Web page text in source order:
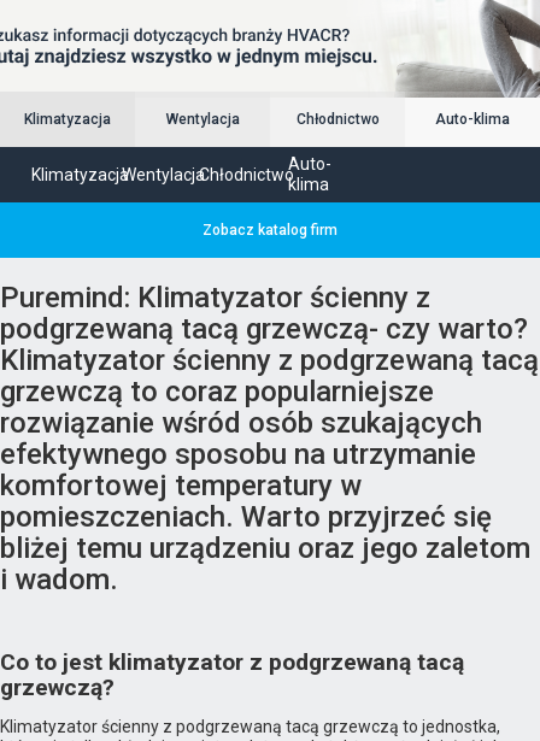
Klimatyzacja Wentylacja Chłodnictwo Auto-klima
KlimatyzacjaWentylacjaChłodnictwo
Auto-
klima
Zobacz katalog firm
Puremind: Klimatyzator ścienny z
podgrzewaną tacą grzewczą- czy warto?
Klimatyzator ścienny z podgrzewaną tacą
grzewczą to coraz popularniejsze
rozwiązanie wśród osób szukających
efektywnego sposobu na utrzymanie
komfortowej temperatury w
pomieszczeniach. Warto przyjrzeć się
bliżej temu urządzeniu oraz jego zaletom
i wadom.
Co to jest klimatyzator z podgrzewaną tacą
grzewczą?
Klimatyzator ścienny z podgrzewaną tacą grzewczą to jednostka,